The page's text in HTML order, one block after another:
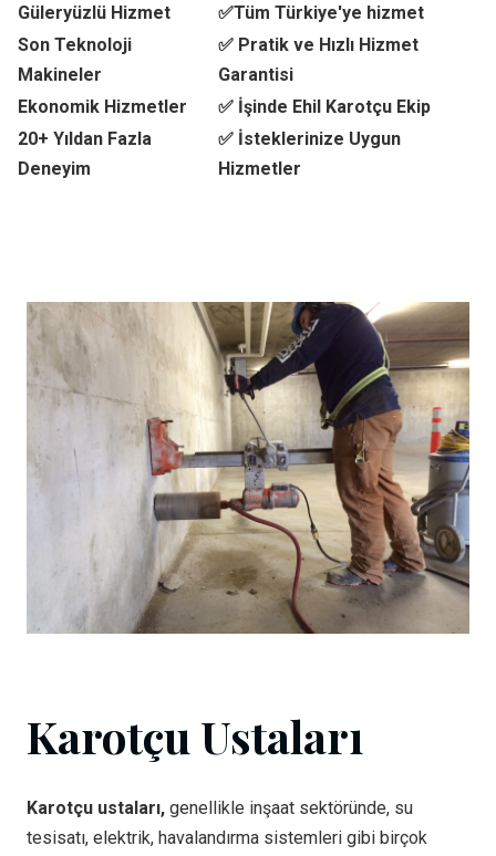
Güleryüzlü Hizmet
✅Tüm Türkiye'ye hizmet
Son Teknoloji
Makineler
✅ Pratik ve Hızlı Hizmet
Garantisi
Ekonomik Hizmetler
✅ İşinde Ehil Karotçu Ekip
20+ Yıldan Fazla
Deneyim
✅ İsteklerinize Uygun
Hizmetler
Karotçu Ustaları
Karotçu ustaları, genellikle inşaat sektöründe, su
tesisatı, elektrik, havalandırma sistemleri gibi birçok